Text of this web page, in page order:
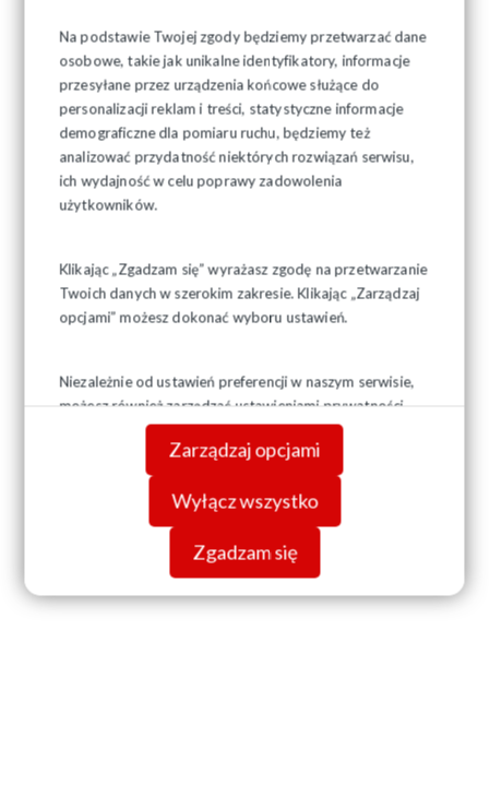
Na podstawie Twojej zgody będziemy przetwarzać dane
osobowe, takie jak unikalne identyfikatory, informacje
przesyłane przez urządzenia końcowe służące do
personalizacji reklam i treści, statystyczne informacje
demograficzne dla pomiaru ruchu, będziemy też
analizować przydatność niektórych rozwiązań serwisu,
ich wydajność w celu poprawy zadowolenia
użytkowników.
Klikając „Zgadzam się” wyrażasz zgodę na przetwarzanie
Twoich danych w szerokim zakresie. Klikając „Zarządzaj
opcjami” możesz dokonać wyboru ustawień.
Niezależnie od ustawień preferencji w naszym serwisie,
możesz również zarządzać ustawieniami prywatności
swojej przeglądarki. Więcej informacji o przetwarzaniu
danych znajdziesz wPolityce prywatności.
Zarządzaj opcjami
Wyłącz wszystko
Zgadzam się